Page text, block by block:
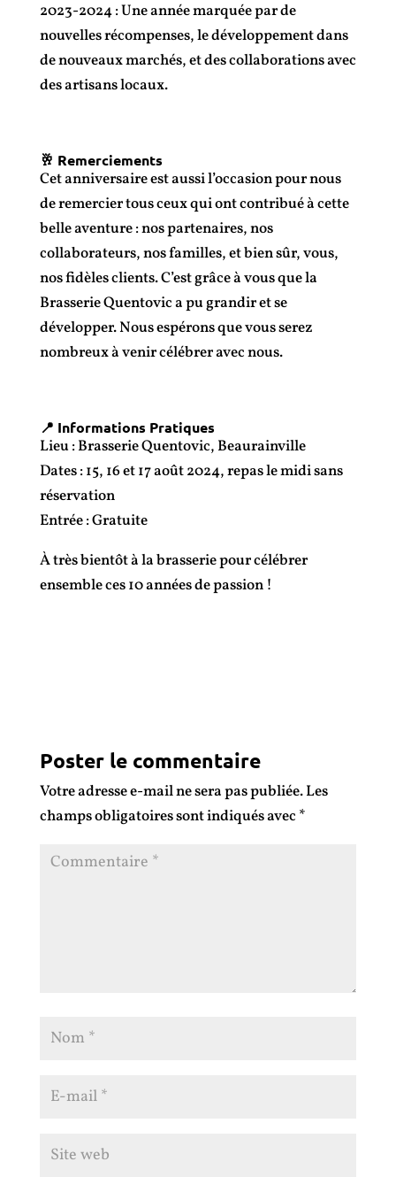
2023-2024 : Une année marquée par de
nouvelles récompenses, le développement dans
de nouveaux marchés, et des collaborations avec
des artisans locaux.
🥂 Remerciements
Cet anniversaire est aussi l’occasion pour nous
de remercier tous ceux qui ont contribué à cette
belle aventure : nos partenaires, nos
collaborateurs, nos familles, et bien sûr, vous,
nos fidèles clients. C’est grâce à vous que la
Brasserie Quentovic a pu grandir et se
développer. Nous espérons que vous serez
nombreux à venir célébrer avec nous.
📍 Informations Pratiques
Lieu : Brasserie Quentovic, Beaurainville
Dates : 15, 16 et 17 août 2024, repas le midi sans
réservation
Entrée : Gratuite
À très bientôt à la brasserie pour célébrer
ensemble ces 10 années de passion !
Poster le commentaire
Votre adresse e-mail ne sera pas publiée.Les
champs obligatoires sont indiqués avec *